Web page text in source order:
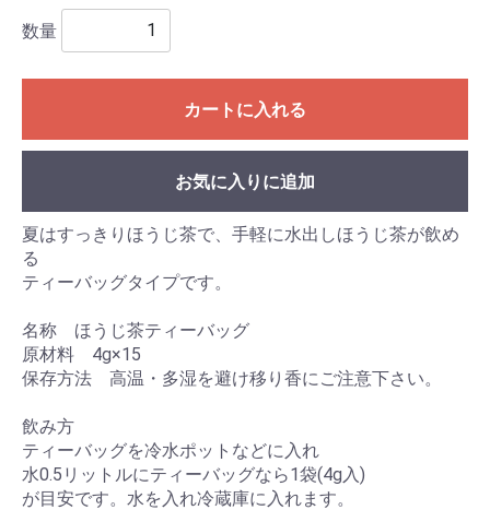
数量
カートに入れる
お気に入りに追加
夏はすっきりほうじ茶で、手軽に水出しほうじ茶が飲め
る
ティーバッグタイプです。
名称 ほうじ茶ティーバッグ
原材料 4g×15
保存方法 高温・多湿を避け移り香にご注意下さい。
飲み方
ティーバッグを冷水ポットなどに入れ
水0.5リットルにティーバッグなら1袋(4g入)
が目安です。水を入れ冷蔵庫に入れます。